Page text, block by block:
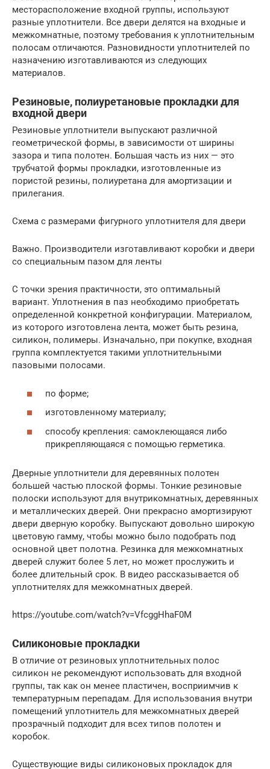
месторасположение входной группы, используют
разные уплотнители. Все двери делятся на входные и
межкомнатные, поэтому требования к уплотнительным
полосам отличаются. Разновидности уплотнителей по
назначению изготавливаются из следующих
материалов.
Резиновые, полиуретановые прокладки для
входной двери
Резиновые уплотнители выпускают различной
геометрической формы, в зависимости от ширины
зазора и типа полотен. Большая часть из них — это
трубчатой формы прокладки, изготовленные из
пористой резины, полиуретана для амортизации и
прилегания.
Схема с размерами фигурного уплотнителя для двери
Важно. Производители изготавливают коробки и двери
со специальным пазом для ленты
С точки зрения практичности, это оптимальный
вариант. Уплотнения в паз необходимо приобретать
определенной конкретной конфигурации. Материалом,
из которого изготовлена лента, может быть резина,
силикон, полимеры. Изначально, при покупке, входная
группа комплектуется такими уплотнительными
пазовыми полосами.
по форме;
изготовленному материалу;
способу крепления: самоклеющаяся либо
прикрепляющаяся с помощью герметика.
Дверные уплотнители для деревянных полотен
большей частью плоской формы. Тонкие резиновые
полоски используют для внутрикомнатных, деревянных
и металлических дверей. Они прекрасно амортизируют
двери дверную коробку. Выпускают довольно широкую
цветовую гамму, чтобы можно было подобрать под
основной цвет полотна. Резинка для межкомнатных
дверей служит более 5 лет, но может прослужить и
более длительный срок. В видео рассказывается об
уплотнителях для межкомнатных дверей.
https://youtube.com/watch?v=VfcggHhaF0M
Силиконовые прокладки
В отличие от резиновых уплотнительных полос
силикон не рекомендуют использовать для входной
группы, так как он менее пластичен, восприимчив к
температурным перепадам. Для использования внутри
помещений уплотнитель для межкомнатных дверей
прозрачный подходит для всех типов полотен и
коробок.
Существующие виды силиконовых прокладок для